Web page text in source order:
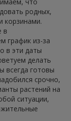
родных,
корзинами.
в
график из-за
в эти даты
делать
всегда готовы
срочно,
растений на
ситуации,